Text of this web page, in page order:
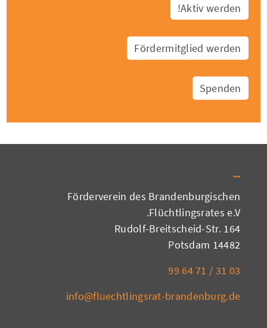
Aktiv werden!
Fördermitglied werden
Spenden
Förderverein des Brandenburgischen
Flüchtlingsrates e.V.
Rudolf-Breitscheid-Str. 164
14482 Potsdam
03 31 / 71 64 99
info@fluechtlingsrat-brandenburg.de